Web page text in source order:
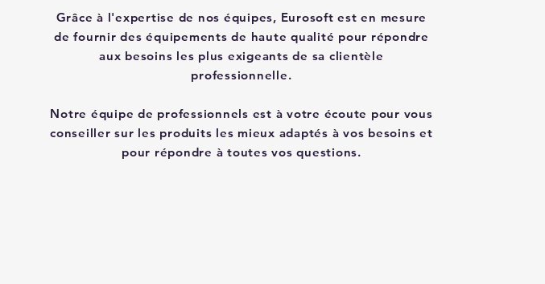
Grâce à l'expertise de nos équipes, Eurosoft est en mesure
de fournir des équipements de haute qualité pour répondre
aux besoins les plus exigeants de sa clientèle
professionnelle.
Notre équipe de professionnels est à votre écoute pour vous
conseiller sur les produits les mieux adaptés à vos besoins et
pour répondre à toutes vos questions.